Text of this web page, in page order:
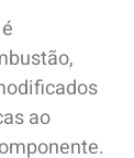
é
ao